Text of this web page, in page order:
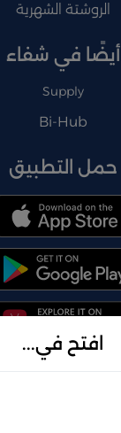
افتح في...
الروشتة الشهرية
أيضًا في شفاء
Supply
Bi-Hub
حمل التطبيق